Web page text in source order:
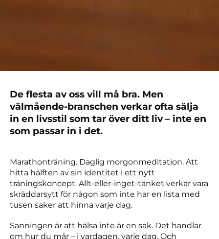
De flesta av oss vill må bra. Men
välmående-branschen verkar ofta sälja
in en livsstil som tar över ditt liv – inte en
som passar in i det.
Marathonträning. Daglig morgonmeditation. Att
hitta hälften av sin identitet i ett nytt
träningskoncept. Allt-eller-inget-tänket verkar vara
skräddarsytt för någon som inte har en lista med
tusen saker att hinna varje dag.
Sanningen är att hälsa inte är en sak. Det handlar
om hur du mår – i vardagen, varje dag. Och